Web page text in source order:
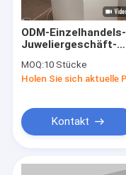
ODM-Einzelhandels-
Juweliergeschäft-
starker MDF
MOQ:10 Stücke
Kontakt